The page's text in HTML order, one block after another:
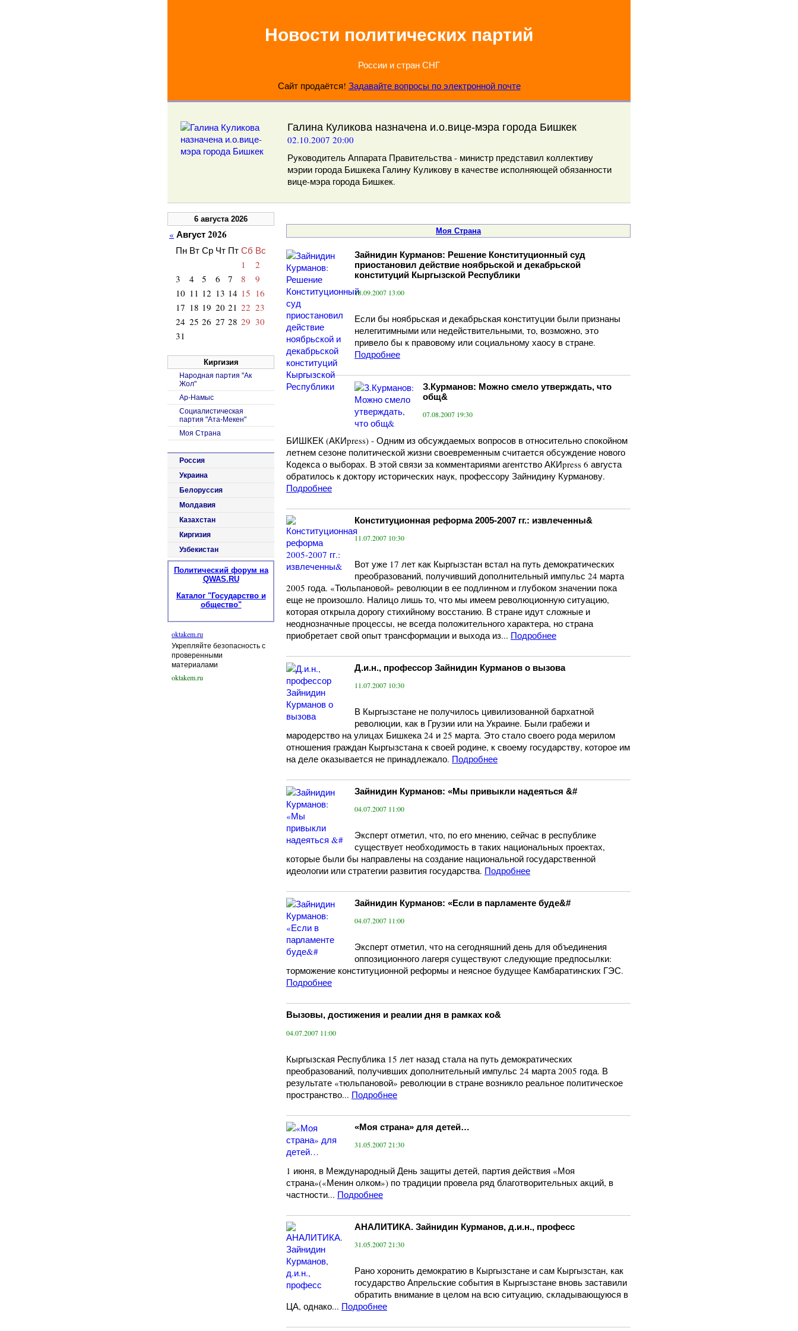
Новости политических партий
России и стран СНГ
Сайт продаётся! Задавайте вопросы по электронной почте
Галина Куликова назначена и.о.вице-мэра города Бишкек
02.10.2007 20:00
Руководитель Аппарата Правительства - министр представил коллективу
мэрии города Бишкека Галину Куликову в качестве исполняющей обязанности
вице-мэра города Бишкек.
Моя Страна
Зайнидин Курманов: Решение Конституционный суд
приостановил действие ноябрьской и декабрьской
конституций Кыргызской Республики
18.09.2007 13:00
Если бы ноябрьская и декабрьская конституции были признаны
нелегитимными или недействительными, то, возможно, это
привело бы к правовому или социальному хаосу в стране.
Подробнее
З.Курманов: Можно смело утверждать, что
общ&
07.08.2007 19:30
БИШКЕК (АКИpress) - Одним из обсуждаемых вопросов в относительно спокойном
летнем сезоне политической жизни своевременным считается обсуждение нового
Кодекса о выборах. В этой связи за комментариями агентство АКИpress 6 августа
обратилось к доктору исторических наук, профессору Зайнидину Курманову.
Подробнее
Конституционная реформа 2005-2007 гг.: извлеченны&
11.07.2007 10:30
Вот уже 17 лет как Кыргызстан встал на путь демократических
преобразований, получивший дополнительный импульс 24 марта
2005 года. «Тюльпановой» революции в ее подлинном и глубоком значении пока
еще не произошло. Налицо лишь то, что мы имеем революционную ситуацию,
которая открыла дорогу стихийному восстанию. В стране идут сложные и
неоднозначные процессы, не всегда положительного характера, но страна
приобретает свой опыт трансформации и выхода из... Подробнее
Д.и.н., профессор Зайнидин Курманов о вызова
11.07.2007 10:30
В Кыргызстане не получилось цивилизованной бархатной
революции, как в Грузии или на Украине. Были грабежи и
мародерство на улицах Бишкека 24 и 25 марта. Это стало своего рода мерилом
отношения граждан Кыргызстана к своей родине, к своему государству, которое им
на деле оказывается не принадлежало. Подробнее
Зайнидин Курманов: «Мы привыкли надеяться &#
04.07.2007 11:00
Эксперт отметил, что, по его мнению, сейчас в республике
существует необходимость в таких национальных проектах,
которые были бы направлены на создание национальной государственной
идеологии или стратегии развития государства. Подробнее
Зайнидин Курманов: «Если в парламенте буде&#
04.07.2007 11:00
Эксперт отметил, что на сегодняшний день для объединения
оппозиционного лагеря существуют следующие предпосылки:
торможение конституционной реформы и неясное будущее Камбаратинских ГЭС.
Подробнее
Вызовы, достижения и реалии дня в рамках ко&
04.07.2007 11:00
Кыргызская Республика 15 лет назад стала на путь демократических
преобразований, получивших дополнительный импульс 24 марта 2005 года. В
результате «тюльпановой» революции в стране возникло реальное политическое
пространство... Подробнее
«Моя страна» для детей…
31.05.2007 21:30
1 июня, в Международный День защиты детей, партия действия «Моя
страна»(«Менин олком») по традиции провела ряд благотворительных акций, в
частности... Подробнее
АНАЛИТИКА. Зайнидин Курманов, д.и.н., професс
31.05.2007 21:30
Рано хоронить демократию в Кыргызстане и сам Кыргызстан, как
государство Апрельские события в Кыргызстане вновь заставили
обратить внимание в целом на всю ситуацию, складывающуюся в
ЦА, однако... Подробнее
6 августа 2026
« Август 2026
Пн Вт Ср Чт Пт Сб Вс
1
2
3
4 5 6 7 8
9
10 11 12 13 14 15 16
17 18 19 20 21 22 23
24 25 26 27 28 29 30
31
Киргизия
Народная партия "Ак
Жол"
Ар-Намыс
Социалистическая
партия "Ата-Мекен"
Моя Страна
Россия
Украина
Белоруссия
Молдавия
Казахстан
Киргизия
Узбекистан
Политический форум на
QWAS.RU
Каталог "Государство и
общество"
oktakem.ru
Укрепляйте безопасность с
проверенными
материалами
oktakem.ru